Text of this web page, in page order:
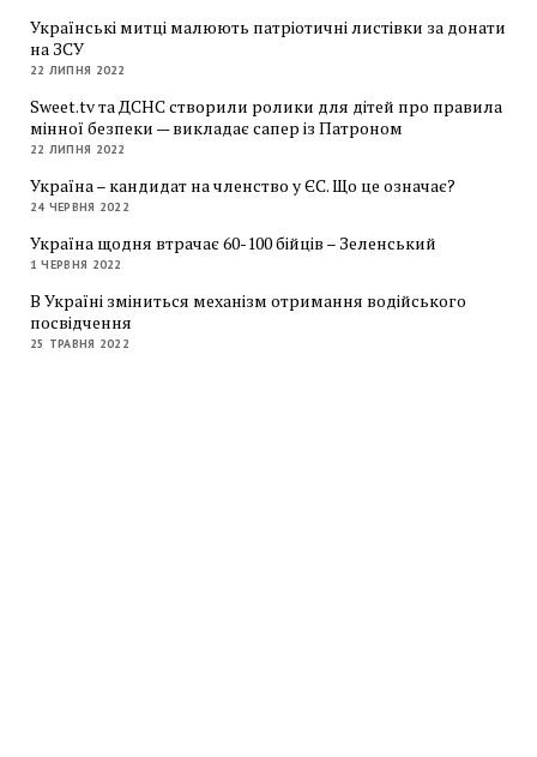
Українські митці малюють патріотичні листівки за донати
на ЗСУ
22 ЛИПНЯ 2022
Sweet.tv та ДСНС створили ролики для дітей про правила
мінної безпеки — викладає сапер із Патроном
22 ЛИПНЯ 2022
Україна – кандидат на членство у ЄС. Що це означає?
24 ЧЕРВНЯ 2022
Україна щодня втрачає 60-100 бійців – Зеленський
1 ЧЕРВНЯ 2022
В Україні зміниться механізм отримання водійського
посвідчення
25 ТРАВНЯ 2022